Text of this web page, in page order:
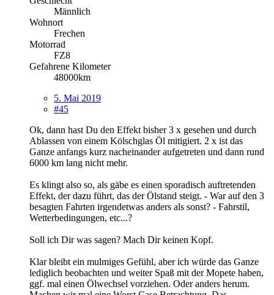
Männlich
Wohnort
Frechen
Motorrad
FZ8
Gefahrene Kilometer
48000km
5. Mai 2019
#45
Ok, dann hast Du den Effekt bisher 3 x gesehen und durch
Ablassen von einem Kölschglas Öl mitigiert. 2 x ist das
Ganze anfangs kurz nacheinander aufgetreten und dann rund
6000 km lang nicht mehr.
Es klingt also so, als gäbe es einen sporadisch auftretenden
Effekt, der dazu führt, das der Ölstand steigt. - War auf den 3
besagten Fahrten irgendetwas anders als sonst? - Fahrstil,
Wetterbedingungen, etc...?
Soll ich Dir was sagen? Mach Dir keinen Kopf.
Klar bleibt ein mulmiges Gefühl, aber ich würde das Ganze
lediglich beobachten und weiter Spaß mit der Mopete haben,
ggf. mal einen Ölwechsel vorziehen. Oder anders herum.